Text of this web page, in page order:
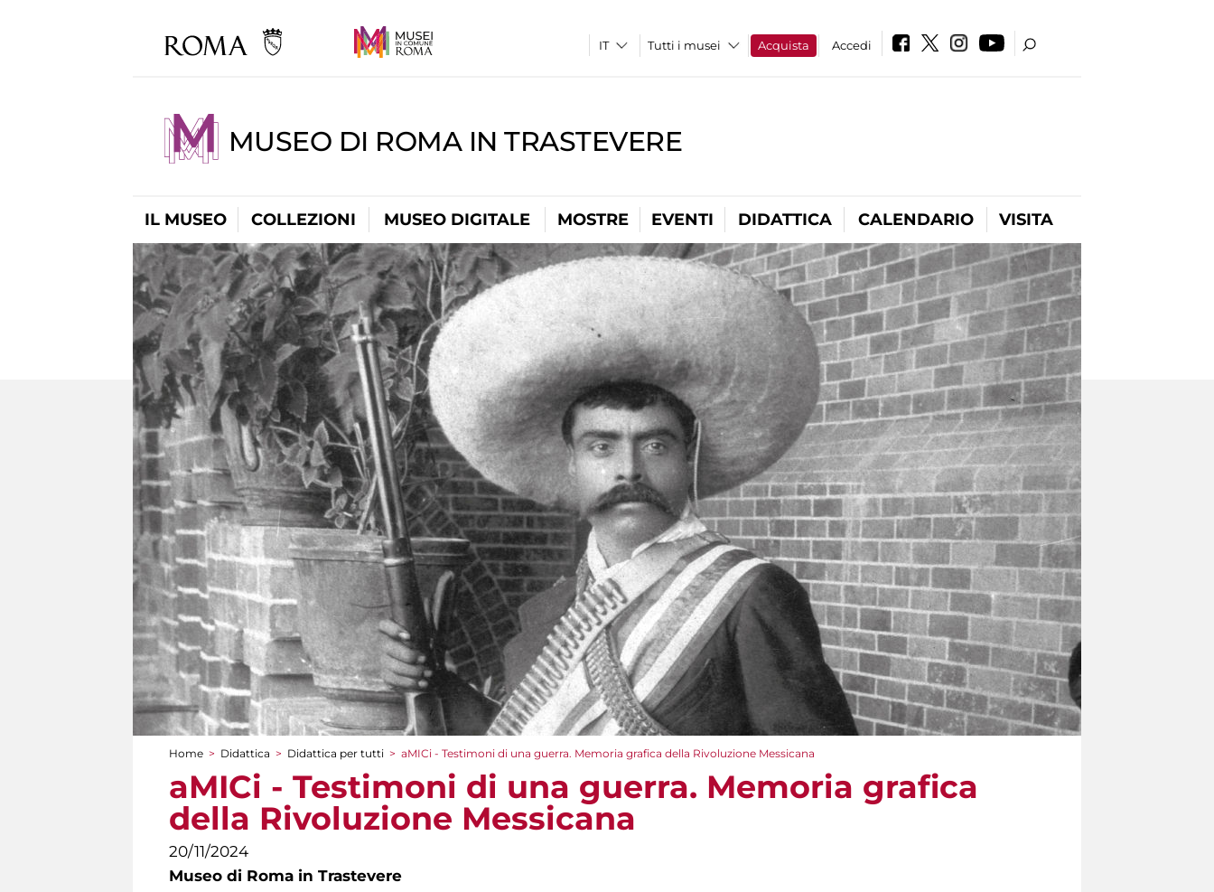
Tutti i musei Acquista Accedi
MUSEO DI ROMA IN TRASTEVERE
IL MUSEO COLLEZIONI MUSEO DIGITALE MOSTRE EVENTI DIDATTICA CALENDARIO VISITA
Tu sei qui
Home > Didattica > Didattica per tutti > aMICi - Testimoni di una guerra. Memoria grafica della Rivoluzione Messicana
aMICi - Testimoni di una guerra. Memoria grafica
della Rivoluzione Messicana
20/11/2024
Museo di Roma in Trastevere